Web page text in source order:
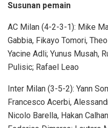
Susunan pemain
AC Milan (4-2-3-1): Mike
Gabbia, Fikayo Tomori,
Yacine Adli; Yunus Musah,
Pulisic; Rafael Leao
Inter Milan (3-5-2): Yann
Francesco Acerbi,
Nicolo Barella, Hakan